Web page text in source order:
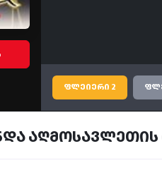
ფლეიერი 2
აღმოსავლეთის